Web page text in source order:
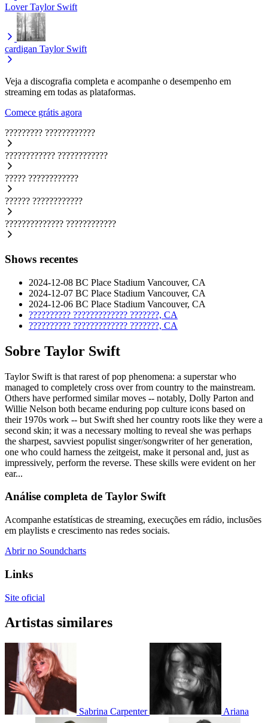
Lover Taylor Swift
cardigan Taylor Swift
Veja a discografia completa e acompanhe o desempenho em
streaming em todas as plataformas.
Comece grátis agora
????????? ????????????
???????????? ????????????
????? ????????????
?????? ????????????
?????????????? ????????????
Shows recentes
2024-12-08 BC Place Stadium Vancouver, CA
2024-12-07 BC Place Stadium Vancouver, CA
2024-12-06 BC Place Stadium Vancouver, CA
?????????? ????????????? ???????, CA
?????????? ????????????? ???????, CA
Sobre Taylor Swift
Taylor Swift is that rarest of pop phenomena: a superstar who
managed to completely cross over from country to the mainstream.
Others have performed similar moves -- notably, Dolly Parton and
Willie Nelson both became enduring pop culture icons based on
their 1970s work -- but Swift shed her country roots like they were a
second skin; it was a necessary molting to reveal she was perhaps
the sharpest, savviest populist singer/songwriter of her generation,
one who could harness the zeitgeist, make it personal and, just as
impressively, perform the reverse. These skills were evident on her
ear...
Análise completa de Taylor Swift
Acompanhe estatísticas de streaming, execuções em rádio, inclusões
em playlists e crescimento nas redes sociais.
Abrir no Soundcharts
Links
Site oficial
Artistas similares
Sabrina Carpenter Ariana